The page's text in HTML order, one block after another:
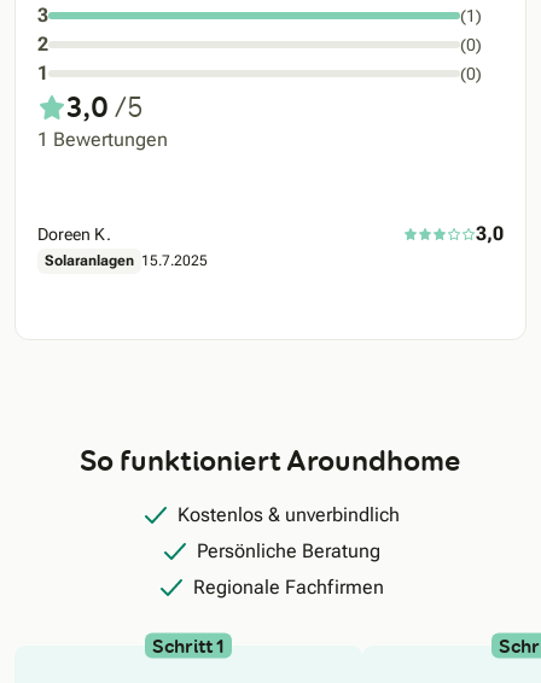
3 (1)
2 (0)
1 (0)
3,0 /5
1 Bewertungen
Doreen K. 3,0
Solaranlagen 15.7.2025
So funktioniert Aroundhome
Kostenlos & unverbindlich
Persönliche Beratung
Regionale Fachfirmen
Schritt 1